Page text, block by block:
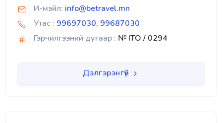
И-мэйл: info@betravel.mn
Утас : 99697030, 99687030
Гэрчилгээний дугаар : № ITO / 0294
Дэлгэрэнгүй